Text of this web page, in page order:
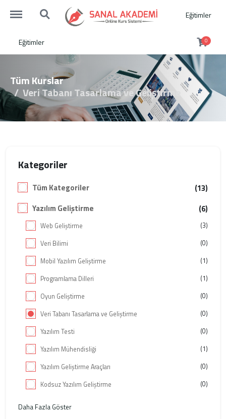
http://sanalakademi.demobul.com.tr/menu
http://sanalakademi.demobul.com.tr/search Eğitimler
Eğitimler 0
Tüm Kurslar
Veri Tabanı Tasarlama ve Geliştirme
Kategoriler
Tüm Kategoriler
(13)
Yazılım Geliştirme
(6)
Web Geliştirme
(3)
Veri Bilimi
(0)
Mobil Yazılım Geliştirme
(1)
Programlama Dilleri
(1)
Oyun Geliştirme
(0)
Veri Tabanı Tasarlama ve Geliştirme
(0)
Yazılım Testi
(0)
Yazılım Mühendisliği
(1)
Yazılım Geliştirme Araçları
(0)
Kodsuz Yazılım Geliştirme
(0)
Daha Fazla Göster